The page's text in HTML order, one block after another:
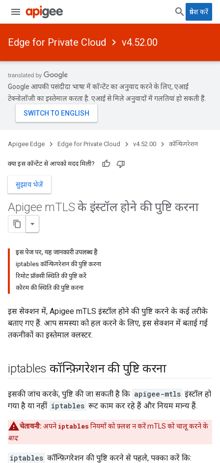
प्रवेश करें
Edge for Private Cloud v4.52.00
Google आपकी पसंदीदा भाषा में कॉन्टेंट का अनुवाद करने के लिए, एआई
टेक्नोलॉजी का इस्तेमाल करता है. एआई से मिले अनुवादों में गलतियां हो सकती हैं.
Apigee Edge Edge for Private Cloud v4.52.00 कॉन्फ़िगरेशन
क्या इस कॉन्टेंट से आपको मदद मिली?
सुझाव भेजें
Apigee mTLS के इंस्टॉल होने की पुष्टि करना
इस पेज पर, यह जानकारी उपलब्ध है
iptables कॉन्फ़िगरेशन की पुष्टि करना
रिमोट प्रॉक्सी स्थिति की पुष्टि करें
कोरम की स्थिति की पुष्टि करना
इस सेक्शन में, Apigee mTLS इंस्टॉल होने की पुष्टि करने के कई तरीके
बताए गए हैं. आप समस्या को हल करने के लिए, इस सेक्शन में बताई गई
तकनीकों का इस्तेमाल क्लस्टर.
iptables कॉन्फ़िगरेशन की पुष्टि करना
इसकी जांच करके, पुष्टि की जा सकती है कि apigee-mtls इंस्टॉल हो
गया है या नहीं iptables रूट काम कर रहे हैं और नियम मान्य हैं.
चेतावनी: अपने iptables नियमों को फ़्लश न करें mTLS को चालू करने के
बाद.
iptables कॉन्फ़िगरेशन की पुष्टि करने से पहले, पक्का करें कि: